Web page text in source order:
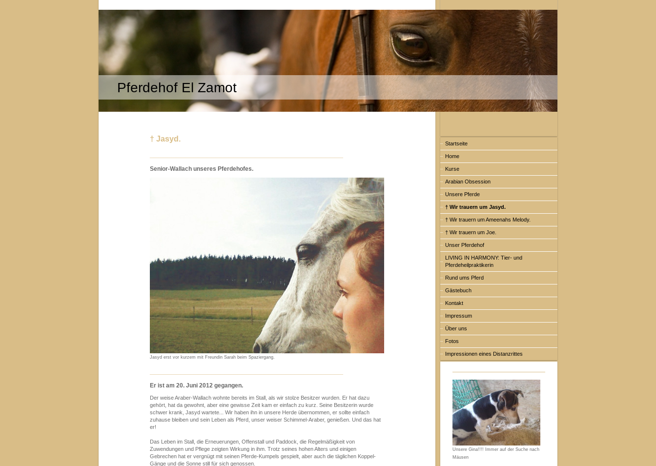
Pferdehof El Zamot
† Jasyd.
Senior-Wallach unseres Pferdehofes.
Jasyd erst vor kurzem mit Freundin Sarah beim Spaziergang.
Er ist am 20. Juni 2012 gegangen.
Der weise Araber-Wallach wohnte bereits im Stall, als wir stolze Besitzer wurden. Er hat dazu
gehört, hat da gewohnt, aber eine gewisse Zeit kam er einfach zu kurz. Seine Besitzerin wurde
schwer krank, Jasyd wartete... Wir haben ihn in unsere Herde übernommen, er sollte einfach
zuhause bleiben und sein Leben als Pferd, unser weiser Schimmel-Araber, genießen. Und das hat
er!
Das Leben im Stall, die Erneuerungen, Offenstall und Paddock, die Regelmäßigkeit von
Zuwendungen und Pflege zeigten Wirkung in ihm. Trotz seines hohen Alters und einigen
Gebrechen hat er vergnügt mit seinen Pferde-Kumpels gespielt, aber auch die täglichen Koppel-
Gänge und die Sonne still für sich genossen.
Startseite
Home
Kurse
Arabian Obsession
Unsere Pferde
† Wir trauern um Jasyd.
† Wir trauern um Ameenahs Melody.
† Wir trauern um Joe.
Unser Pferdehof
LIVING IN HARMONY: Tier- und
Pferdeheilpraktikerin
Rund ums Pferd
Gästebuch
Kontakt
Impressum
Über uns
Fotos
Impressionen eines Distanzrittes
Unsere Gina!!!! Immer auf der Suche nach
Mäusen